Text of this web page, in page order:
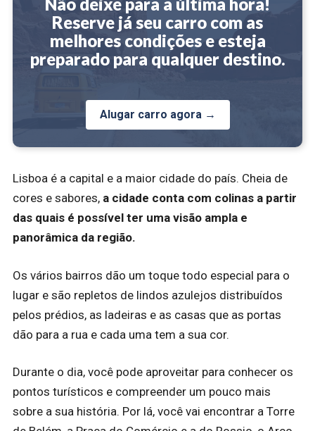
Reserve já seu carro com as
melhores condições e esteja
preparado para qualquer destino.
Alugar carro agora →
Lisboa é a capital e a maior cidade do país. Cheia de
cores e sabores, a cidade conta com colinas a partir
das quais é possível ter uma visão ampla e
panorâmica da região.
Os vários bairros dão um toque todo especial para o
lugar e são repletos de lindos azulejos distribuídos
pelos prédios, as ladeiras e as casas que as portas
dão para a rua e cada uma tem a sua cor.
Durante o dia, você pode aproveitar para conhecer os
pontos turísticos e compreender um pouco mais
sobre a sua história. Por lá, você vai encontrar a Torre